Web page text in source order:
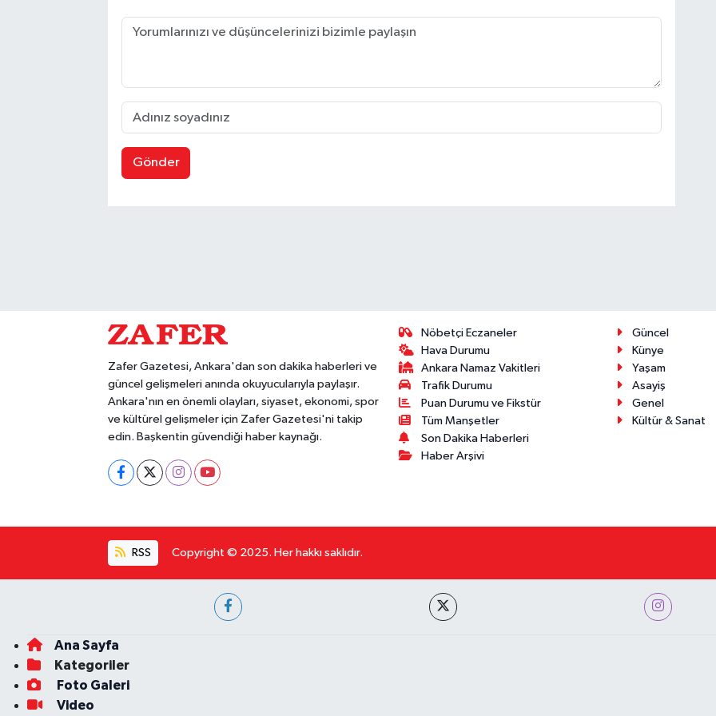
Gönder
Zafer Gazetesi, Ankara'dan son dakika haberleri ve
güncel gelişmeleri anında okuyucularıyla paylaşır.
Ankara'nın en önemli olayları, siyaset, ekonomi, spor
ve kültürel gelişmeler için Zafer Gazetesi'ni takip
edin. Başkentin güvendiği haber kaynağı.
Nöbetçi Eczaneler
Hava Durumu
Ankara Namaz Vakitleri
Trafik Durumu
Puan Durumu ve Fikstür
Tüm Manşetler
Son Dakika Haberleri
Haber Arşivi
Güncel
Künye
Yaşam
Asayiş
Genel
Kültür & Sanat
RSS Copyright © 2025. Her hakkı saklıdır.
Ana Sayfa
Kategoriler
Foto Galeri
Video